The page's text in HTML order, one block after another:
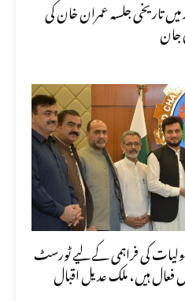
تاریخی جلسہ عمران خان کی
جان
کی فراہمی کے لیے ٹورسٹ
فعال ہیں، ملک عدیل اقبال